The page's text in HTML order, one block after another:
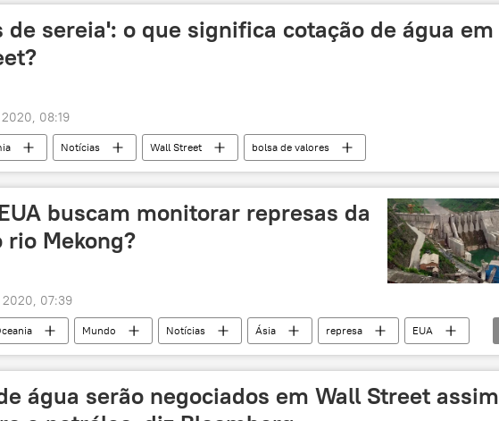
de sereia': o que significa cotação de água em
08:19
Notícias Wall Street bolsa de valores
buscam monitorar represas da
rio Mekong?
2020, 07:39
Mundo Notícias Ásia represa
EUA
Laos Camboja
água serão negociados em Wall Street assim